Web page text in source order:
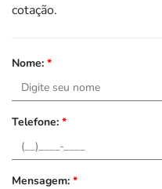
cotação.
Nome: *
Telefone: *
Mensagem: *